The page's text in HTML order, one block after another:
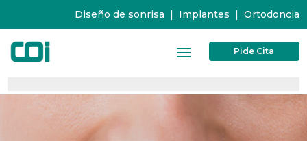
Diseño de sonrisa | Implantes | Ortodoncia
Pide Cita